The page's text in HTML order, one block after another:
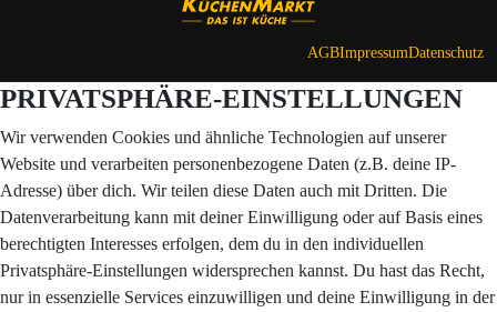
AGBImpressumDatenschutz
PRIVATSPHÄRE-EINSTELLUNGEN
Wir verwenden Cookies und ähnliche Technologien auf unserer
Website und verarbeiten personenbezogene Daten (z.B. deine IP-
Adresse) über dich. Wir teilen diese Daten auch mit Dritten. Die
Datenverarbeitung kann mit deiner Einwilligung oder auf Basis eines
berechtigten Interesses erfolgen, dem du in den individuellen
Privatsphäre-Einstellungen widersprechen kannst. Du hast das Recht,
nur in essenzielle Services einzuwilligen und deine Einwilligung in der